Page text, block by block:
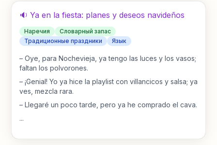
🔉 Ya en la fiesta: planes y deseos navideños
Наречия
Словарный запас
Традиционные праздники
Язык
– Oye, para Nochevieja, ya tengo las luces y los vasos;
faltan los polvorones.
– ¡Genial! Yo ya hice la playlist con villancicos y salsa; ya
ves, mezcla rara.
– Llegaré un poco tarde, pero ya he comprado el cava.
...